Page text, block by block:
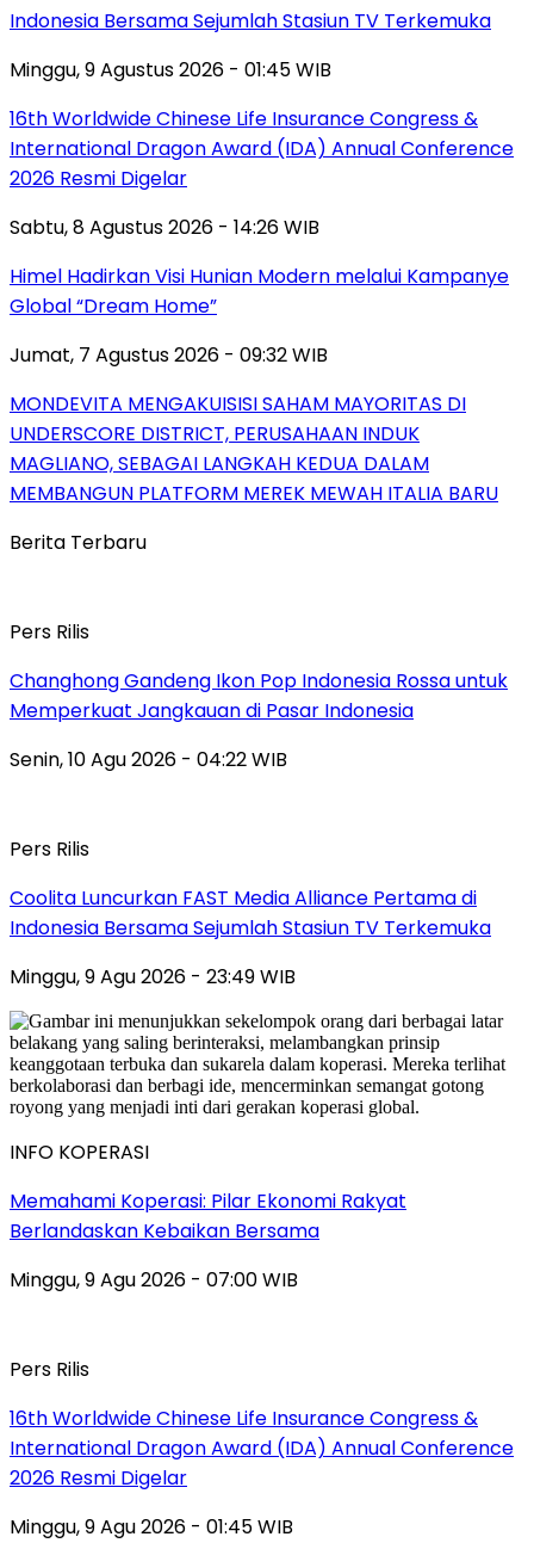
Indonesia Bersama Sejumlah Stasiun TV Terkemuka
Minggu, 9 Agustus 2026 - 01:45 WIB
16th Worldwide Chinese Life Insurance Congress &
International Dragon Award (IDA) Annual Conference
2026 Resmi Digelar
Sabtu, 8 Agustus 2026 - 14:26 WIB
Himel Hadirkan Visi Hunian Modern melalui Kampanye
Global “Dream Home”
Jumat, 7 Agustus 2026 - 09:32 WIB
MONDEVITA MENGAKUISISI SAHAM MAYORITAS DI
UNDERSCORE DISTRICT, PERUSAHAAN INDUK
MAGLIANO, SEBAGAI LANGKAH KEDUA DALAM
MEMBANGUN PLATFORM MEREK MEWAH ITALIA BARU
Berita Terbaru
Pers Rilis
Changhong Gandeng Ikon Pop Indonesia Rossa untuk
Memperkuat Jangkauan di Pasar Indonesia
Senin, 10 Agu 2026 - 04:22 WIB
Pers Rilis
Coolita Luncurkan FAST Media Alliance Pertama di
Indonesia Bersama Sejumlah Stasiun TV Terkemuka
Minggu, 9 Agu 2026 - 23:49 WIB
INFO KOPERASI
Memahami Koperasi: Pilar Ekonomi Rakyat
Berlandaskan Kebaikan Bersama
Minggu, 9 Agu 2026 - 07:00 WIB
Pers Rilis
16th Worldwide Chinese Life Insurance Congress &
International Dragon Award (IDA) Annual Conference
2026 Resmi Digelar
Minggu, 9 Agu 2026 - 01:45 WIB